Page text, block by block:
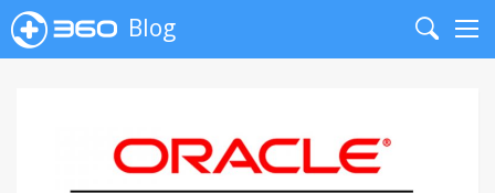
Blog
Search